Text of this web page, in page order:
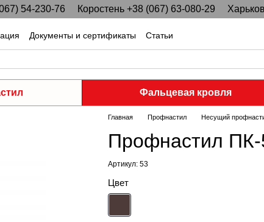
54-230-76 Коростень +38 (067) 63-080-29
Документы и сертификаты Статьи
Фальцевая кровля
Главная Профнастил Несущий
Профнастил ПК-
Артикул: 53
Цвет